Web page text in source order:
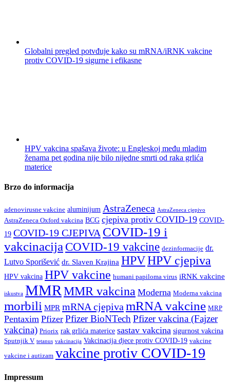
Globalni pregled potvđuje kako su mRNA/iRNK vakcine
protiv COVID-19 sigurne i efikasne
HPV vakcina spašava živote: u Engleskoj među mladim
ženama pet godina nije bilo nijedne smrti od raka grlića
materice
Brzo do informacija
adenovirusne vakcine aluminijum AstraZeneca AstraZeneca cjepivo
AstraZeneca Oxford vakcina BCG cjepiva protiv COVID-19 COVID-
19 COVID-19 CJEPIVA COVID-19 i
vakcinacija COVID-19 vakcine dezinformacije dr.
Lutvo Sporišević dr. Slaven Krajina HPVHPV cjepiva
HPV vakcina HPV vakcine humani papiloma virus iRNK vakcine
iskustva MMRMMR vakcina Moderna Moderna vakcina
morbili MPR mRNA cjepiva mRNA vakcine MRP
Pentaxim Pfizer Pfizer BioNTechPfizer vakcina (Fajzer
vakcina) Priorix rak grlića materice sastav vakcina sigurnost vakcina
Sputnjik V tetanus vakcinacija Vakcinacija djece protiv COVID-19 vakcine
vakcine i autizam vakcine protiv COVID-19
Impressum